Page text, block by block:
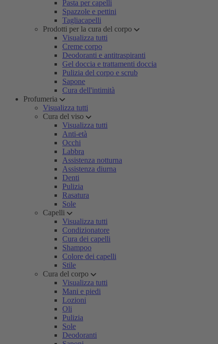
Pasta per capelli
Spazzole e pettini
Tagliacapelli
Prodotti per la cura del corpo
Visualizza tutti
Creme corpo
Deodoranti e antitraspiranti
Gel doccia e trattamenti doccia
Pulizia del corpo e scrub
Sapone
Cura dell'intimità
Profumeria
Visualizza tutti
Cura del viso
Visualizza tutti
Anti-età
Occhi
Labbra
Assistenza notturna
Assistenza diurna
Denti
Pulizia
Rasatura
Sole
Capelli
Visualizza tutti
Condizionatore
Cura dei capelli
Shampoo
Colore dei capelli
Stile
Cura del corpo
Visualizza tutti
Mani e piedi
Lozioni
Oli
Pulizia
Sole
Deodoranti